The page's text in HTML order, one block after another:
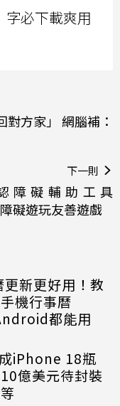
字必下載爽用
方家」 網腦補：
下一則
障礙輔助工具
礙遊玩友善遊戲
新更好用！教
機行事曆
都能用
iPhone 18瓶
億美元待封裝